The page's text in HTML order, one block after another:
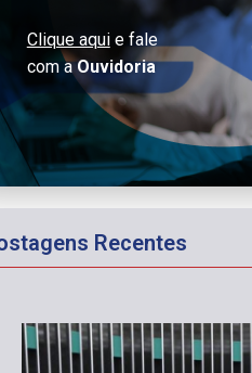
Clique aquie fale
com aOuvidoria
Recentes